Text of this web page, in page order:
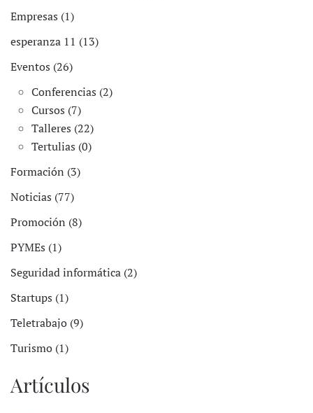
Empresas (1)
esperanza 11 (13)
Eventos (26)
Conferencias (2)
Cursos (7)
Talleres (22)
Tertulias (0)
Formación (3)
Noticias (77)
Promoción (8)
PYMEs (1)
Seguridad informática (2)
Startups (1)
Teletrabajo (9)
Turismo (1)
Artículos